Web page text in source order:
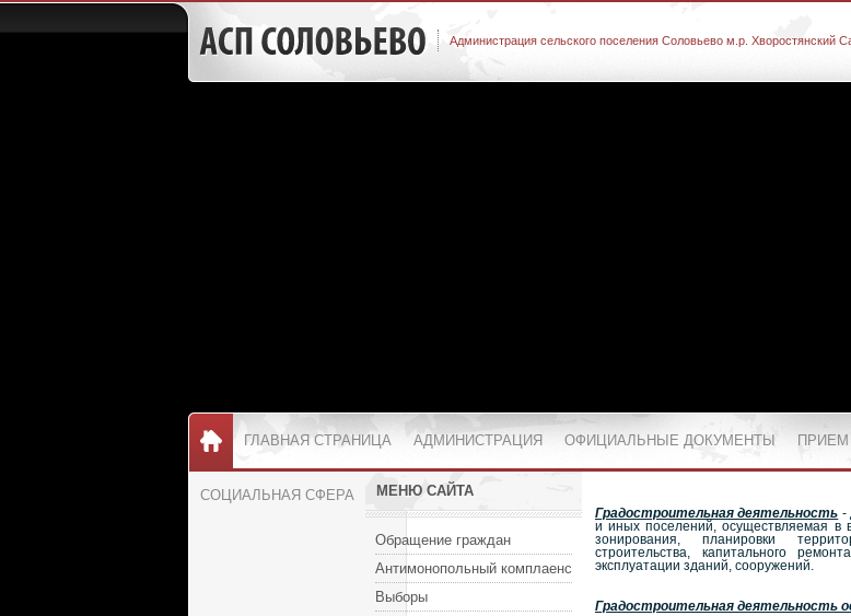
Администрация сельского поселения Соловьево м.р. Хворостянский
ГЛАВНАЯ СТРАНИЦА АДМИНИСТРАЦИЯ ОФИЦИАЛЬНЫЕ ДОКУМЕНТЫ
СОЦИАЛЬНАЯ СФЕРА МЕНЮ САЙТА
Обращение граждан
Антимонопольный комплаенс
Выборы
Градостроительная деятельность -
и иных поселений, осуществляемая в
зонирования, планировки
строительства, капитального
эксплуатации зданий, сооружений.
Градостроительная деятельность